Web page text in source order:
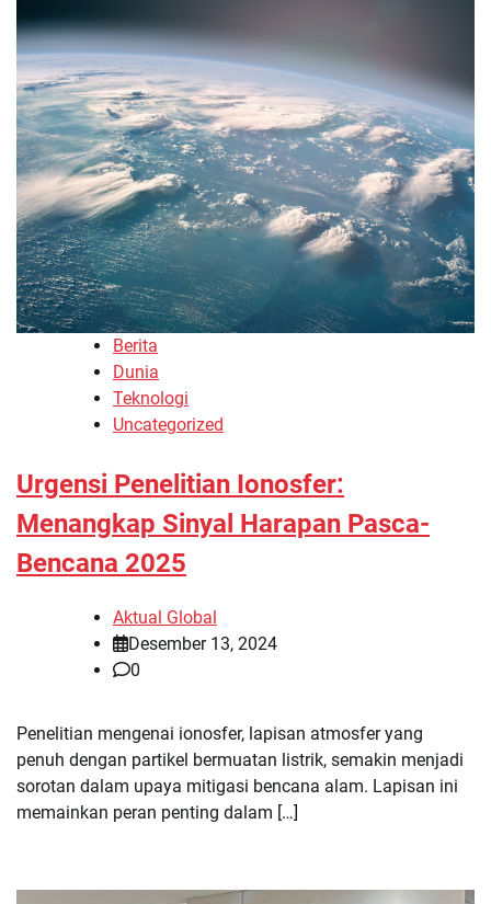
Berita
Dunia
Teknologi
Uncategorized
Urgensi Penelitian Ionosfer:
Menangkap Sinyal Harapan Pasca-
Bencana 2025
Aktual Global
Desember 13, 2024
0
Penelitian mengenai ionosfer, lapisan atmosfer yang
penuh dengan partikel bermuatan listrik, semakin menjadi
sorotan dalam upaya mitigasi bencana alam. Lapisan ini
memainkan peran penting dalam […]